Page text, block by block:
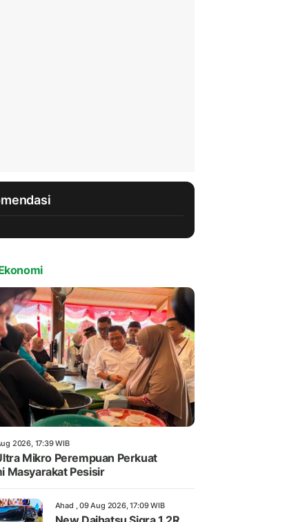
2026, 17:39 WIB
Mikro Perempuan Perkuat
Masyarakat Pesisir
Ahad , 09 Aug 2026, 17:09 WIB